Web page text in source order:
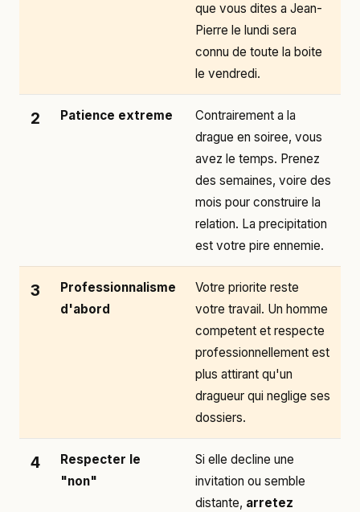
que vous dites a Jean-
Pierre le lundi sera
connu de toute la boite
le vendredi.
2 Patience extreme
Contrairement a la
drague en soiree, vous
avez le temps. Prenez
des semaines, voire des
mois pour construire la
relation. La precipitation
est votre pire ennemie.
3
Professionnalisme
d'abord
Votre priorite reste
votre travail. Un homme
competent et respecte
professionnellement est
plus attirant qu'un
dragueur qui neglige ses
dossiers.
4
Respecter le
"non"
Si elle decline une
invitation ou semble
distante, arretez